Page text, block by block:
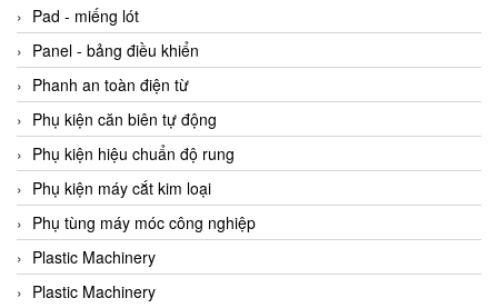
Beinlich-pumps
Beka
BEKO
Belimo
Benetech Vietnam
Bently Nevada
Bentone Vietnam
Bernstein Vietnam
Berthold
Pad - miếng lót
Panel - bảng điều khiển
Phanh an toàn điện từ
Phụ kiện căn biên tự động
Phụ kiện hiệu chuẩn độ rung
Phụ kiện máy cắt kim loại
Phụ tùng máy móc công nghiệp
Plastic Machinery
Plastic Machinery